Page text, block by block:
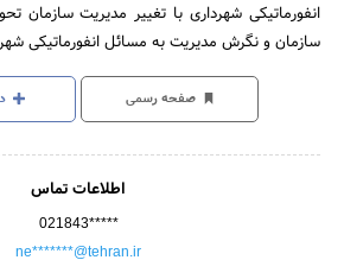
انفورماتیکی‌ شهرداری‌ با تغییر مدیریت‌ سازمان‌
سازمان‌ و نگرش‌ مدیریت‌ به‌ مسائل‌ انفورماتیکی‌
صفحه رسمی
اطلاعات تماس
021843*****
ne*******@tehran.ir